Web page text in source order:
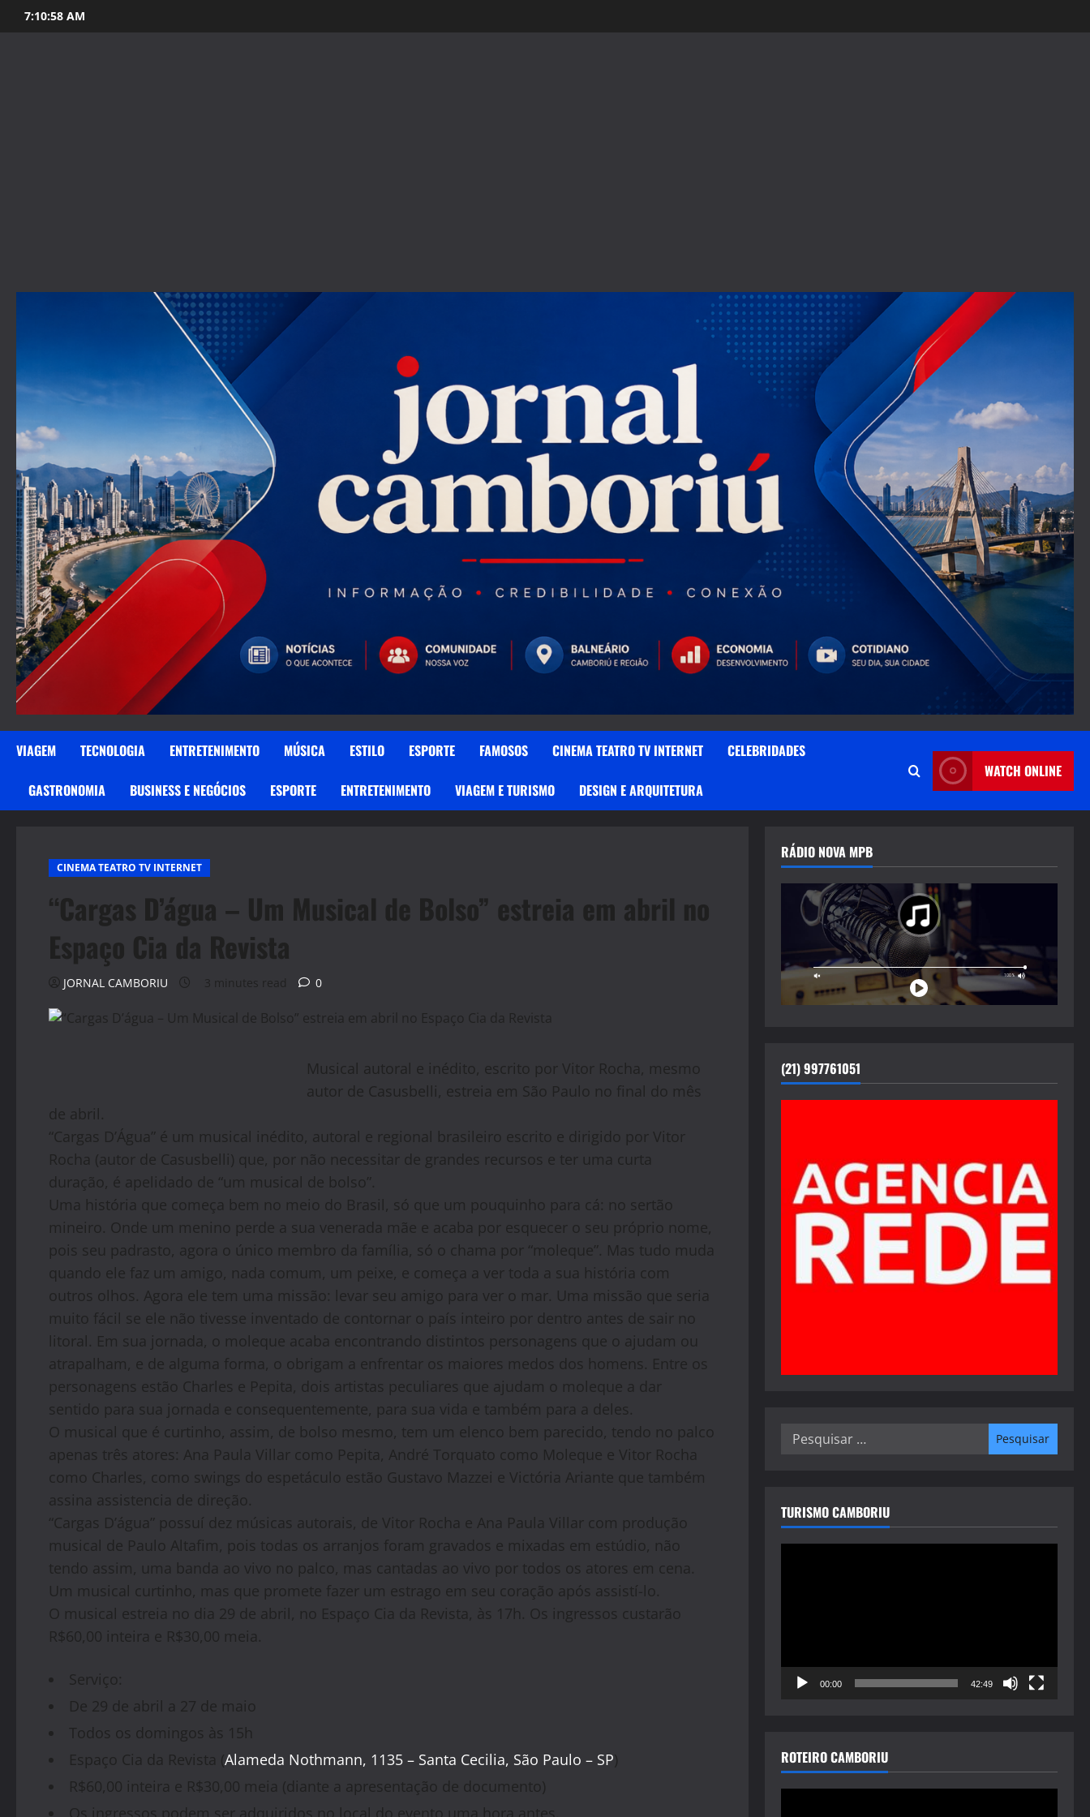
to
7:10:59 AM
VIAGEM TECNOLOGIA ENTRETENIMENTO MÚSICA ESTILO ESPORTE FAMOSOS CINEMA TEATRO TV INTERNET CELEBRIDADES
GASTRONOMIA BUSINESS E NEGÓCIOS ESPORTE ENTRETENIMENTO VIAGEM E TURISMO DESIGN E ARQUITETURA
WATCH ONLINE
CINEMA TEATRO TV INTERNET
“Cargas D’água – Um Musical de Bolso” estreia em abril no
Espaço Cia da Revista
JORNAL CAMBORIU 3 minutes read 0
Musical autoral e inédito, escrito por Vitor Rocha, mesmo
autor de Casusbelli, estreia em São Paulo no final do mês
de abril.
“Cargas D’Água” é um musical inédito, autoral e regional brasileiro escrito e dirigido por Vitor
Rocha (autor de Casusbelli) que, por não necessitar de grandes recursos e ter uma curta
duração, é apelidado de “um musical de bolso”.
Uma história que começa bem no meio do Brasil, só que um pouquinho para cá: no sertão
mineiro. Onde um menino perde a sua venerada mãe e acaba por esquecer o seu próprio nome,
pois seu padrasto, agora o único membro da família, só o chama por “moleque”. Mas tudo muda
quando ele faz um amigo, nada comum, um peixe, e começa a ver toda a sua história com
outros olhos. Agora ele tem uma missão: levar seu amigo para ver o mar. Uma missão que seria
muito fácil se ele não tivesse inventado de contornar o país inteiro por dentro antes de sair no
litoral. Em sua jornada, o moleque acaba encontrando distintos personagens que o ajudam ou
atrapalham, e de alguma forma, o obrigam a enfrentar os maiores medos dos homens. Entre os
personagens estão Charles e Pepita, dois artistas peculiares que ajudam o moleque a dar
sentido para sua jornada e consequentemente, para sua vida e também para a deles.
O musical que é curtinho, assim, de bolso mesmo, tem um elenco bem parecido, tendo no palco
apenas três atores: Ana Paula Villar como Pepita, André Torquato como Moleque e Vitor Rocha
como Charles, como swings do espetáculo estão Gustavo Mazzei e Victória Ariante que também
assina assistencia de direção.
“Cargas D’água” possuí dez músicas autorais, de Vitor Rocha e Ana Paula Villar com produção
musical de Paulo Altafim, pois todas os arranjos foram gravados e mixadas em estúdio, não
tendo assim, uma banda ao vivo no palco, mas cantadas ao vivo por todos os atores em cena.
Um musical curtinho, mas que promete fazer um estrago em seu coração após assistí-lo.
O musical estreia no dia 29 de abril, no Espaço Cia da Revista, às 17h. Os ingressos custarão
R$60,00 inteira e R$30,00 meia.
Serviço:
De 29 de abril a 27 de maio
Todos os domingos às 15h
Espaço Cia da Revista (Alameda Nothmann, 1135 – Santa Cecilia, São Paulo – SP)
R$60,00 inteira e R$30,00 meia (diante a apresentação de documento)
RÁDIO NOVA MPB
(21) 997761051
Pesquisar
TURISMO CAMBORIU
00:00 42:49
ROTEIRO CAMBORIU